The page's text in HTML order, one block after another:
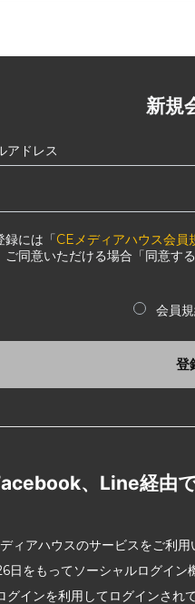
新規
アドレス
録には「CEメディアハウス会員
ご同意いただける場合「同意す
会員
登
、Line経由
ィアハウスのサービスをご利用
日をもってソーシャルログイン
グインを利用してログインされ